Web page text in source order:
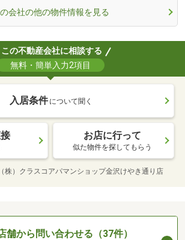
会社の他の物件情報を見る
この不動産会社に相談する
無料・簡単入力2項目
入居条件 について聞く
お店に行って
似た物件を探してもらう
（株）クラスコアパマンショップ金沢けやき通り店
舗から問い合わせる（37件）